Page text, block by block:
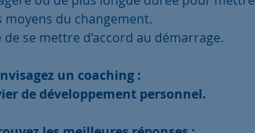
du changement.
de se mettre d’accord au démarrage.
un coaching :
de développement personnel.